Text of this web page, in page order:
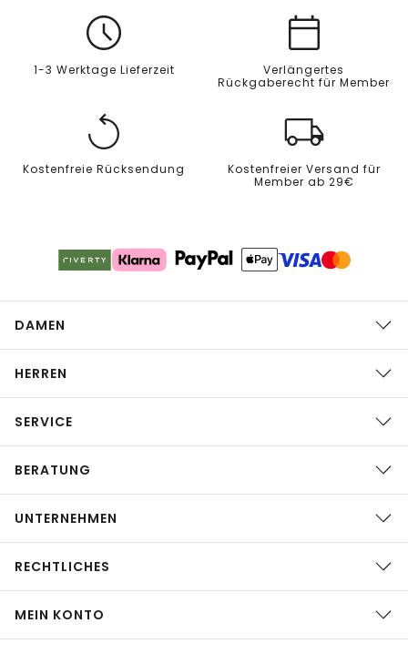
1-3 Werktage Lieferzeit
Verlängertes
Rückgaberecht für Member
Kostenfreie Rücksendung
Kostenfreier Versand für
Member ab 29€
DAMEN
HERREN
SERVICE
BERATUNG
UNTERNEHMEN
RECHTLICHES
MEIN KONTO